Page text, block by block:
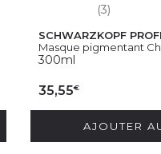
(3)
SCHWARZKOPF
Masque pigmentant
300ml
35,55€
AJOUTER